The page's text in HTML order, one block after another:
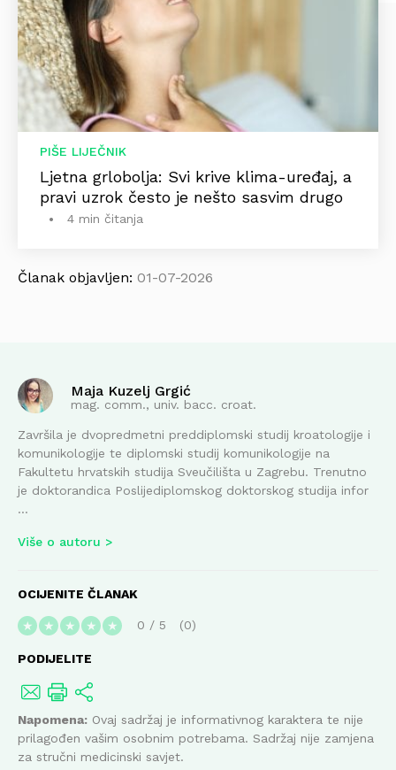
PIŠE LIJEČNIK
Ljetna grlobolja: Svi krive klima-uređaj, a
pravi uzrok često je nešto sasvim drugo
4 min čitanja
Članak objavljen: 01-07-2026
Maja Kuzelj Grgić
mag. comm., univ. bacc. croat.
Završila je dvopredmetni preddiplomski studij kroatologije i
komunikologije te diplomski studij komunikologije na
Fakultetu hrvatskih studija Sveučilišta u Zagrebu. Trenutno
je doktorandica Poslijediplomskog doktorskog studija infor
...
Više o autoru
OCIJENITE ČLANAK
★ ★ ★ ★ ★ 0 / 5 0
PODIJELITE
Napomena: Ovaj sadržaj je informativnog karaktera te nije
prilagođen vašim osobnim potrebama. Sadržaj nije zamjena
za stručni medicinski savjet.